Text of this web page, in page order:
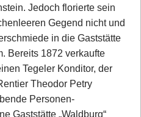
Jedoch florierte sein
Gegend nicht und
in die Gaststätte
Bereits 1872 verkaufte
Tegeler Konditor, der
Theodor Petry
Personen-